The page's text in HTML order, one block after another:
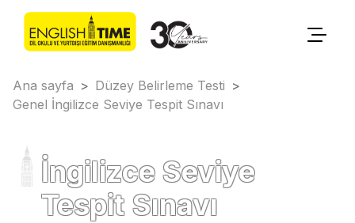
Ana sayfa > Düzey Belirleme Testi >
Genel İngilizce Seviye Tespit Sınavı
İngilizce Seviye
Tespit Sınavı